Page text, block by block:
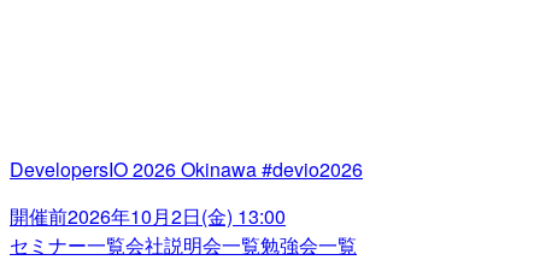
DevelopersIO 2026 Okinawa #devio2026
開催前2026年10月2日(金) 13:00
セミナー一覧会社説明会一覧勉強会一覧